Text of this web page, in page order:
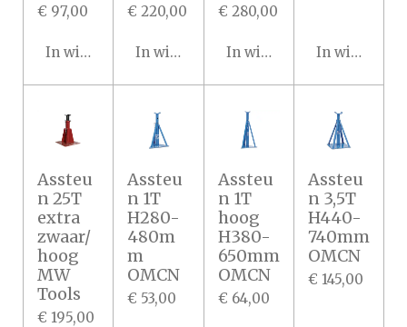
€ 97,00
In winkelwagen
€ 220,00
In winkelwagen
€ 280,00
In winkelwagen
In
Assteu
n 25T
extra
zwaar/
hoog
MW
Tools
€ 195,00
Assteu
n 1T
H280-
480m
m
OMCN
€ 53,00
Assteu
n 1T
hoog
H380-
650mm
OMCN
€ 64,00
Assteu
n 3,5T
H440-
740mm
OMCN
€ 145,00